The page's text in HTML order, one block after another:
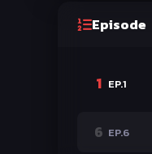
Episode
1 EP.1
6 EP.6